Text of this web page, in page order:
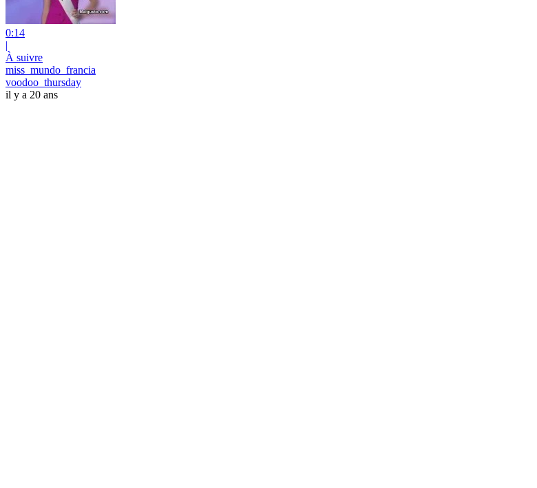
0:14
|
À suivre
miss_mundo_francia
voodoo_thursday
il y a 20 ans